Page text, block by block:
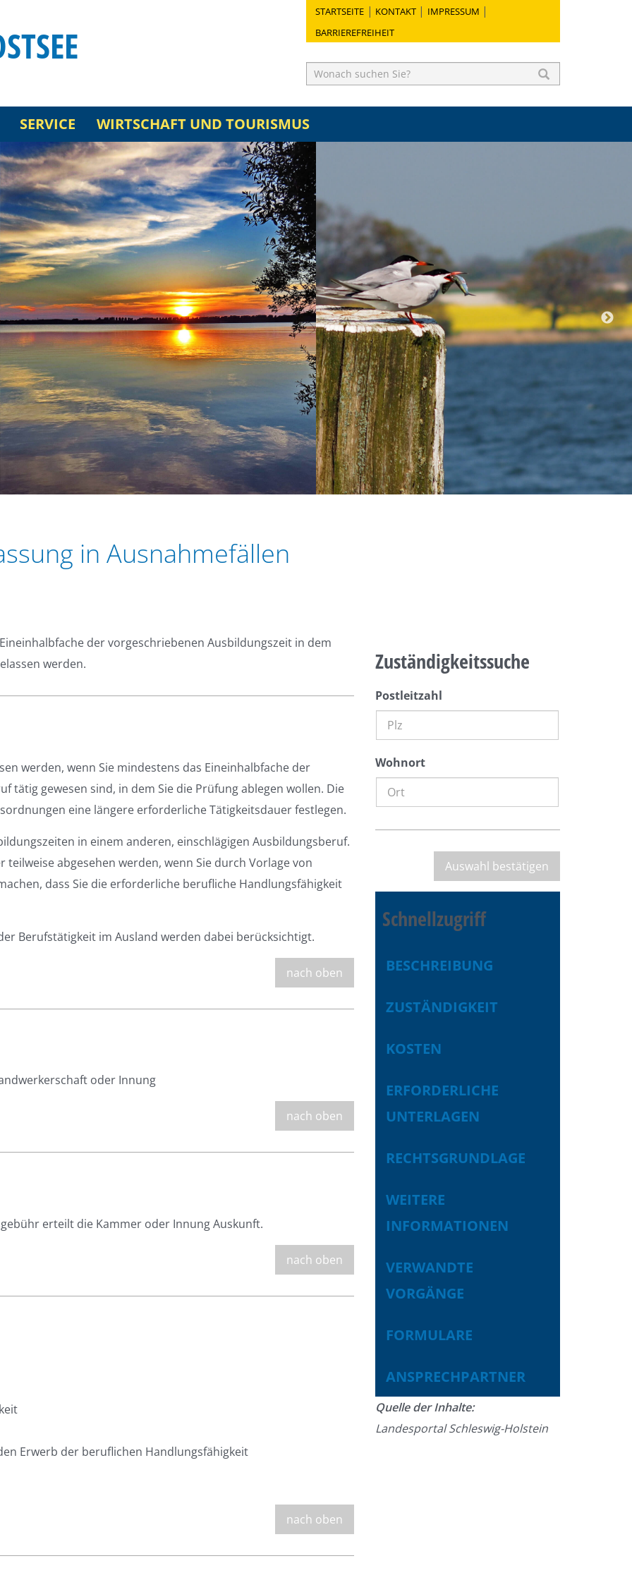
STARTSEITE KONTAKT
IMPRESSUM
BARRIEREFREIHEIT
SERVICE WIRTSCHAFT UND TOURISMUS
in Ausnahmefällen
Zuständigkeitssuche
Postleitzahl
Wohnort
Schnellzugriff
BESCHREIBUNG
ZUSTÄNDIGKEIT
KOSTEN
ERFORDERLICHE
UNTERLAGEN
RECHTSGRUNDLAGE
WEITERE
INFORMATIONEN
VERWANDTE
VORGÄNGE
FORMULARE
ANSPRECHPARTNER
Quelle der Inhalte:
Landesportal Schleswig-Holstein
der vorgeschriebenen Ausbildungszeit in dem
werden.
werden, wenn Sie mindestens das Eineinhalbfache der
tätig gewesen sind, in dem Sie die Prüfung ablegen wollen. Die
eine längere erforderliche Tätigkeitsdauer festlegen.
in einem anderen, einschlägigen Ausbildungsberuf.
abgesehen werden, wenn Sie durch Vorlage von
dass Sie die erforderliche berufliche Handlungsfähigkeit
Berufstätigkeit im Ausland werden dabei berücksichtigt.
nach oben
oder Innung
nach oben
erteilt die Kammer oder Innung Auskunft.
nach oben
Erwerb der beruflichen Handlungsfähigkeit
nach oben